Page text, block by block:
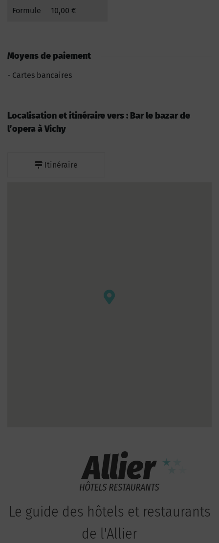
Formule 10,00 €
Moyens de paiement
Cartes bancaires
Localisation et itinéraire vers : Bar le bazar de
l’opera à Vichy
Itinéraire
Le guide des hôtels et restaurants
de l'Allier